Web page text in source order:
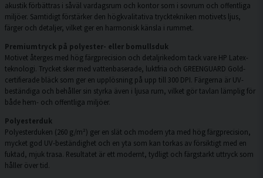
akustik förbättras i såväl vardagsrum och kontor som i sovrum och offentliga
miljöer. Samtidigt förstärker den högkvalitativa trycktekniken motivets ljus,
färger och detaljer, vilket ger en harmonisk känsla i rummet.
Premiumtryck på polyester- eller bomullsduk
Motivet återges med hög färgprecision och detaljrikedom tack vare HP Latex-
teknologi. Trycket sker med vattenbaserade, luktfria och GREENGUARD Gold-
certifierade bläck som ger en upplösning på upp till 300 DPI. Färgerna är UV-
beständiga och behåller sin styrka även i ljusa rum, vilket gör tavlan lämplig för
både hem- och offentliga miljöer.
Polyesterduk
Polyesterduken (260 g/m²) ger en slät och modern yta med hög färgprecision,
mycket god UV-beständighet och en yta som kan torkas av försiktigt med en
fuktad, mjuk trasa. Resultatet är ett modernt, tydligt och färgstarkt uttryck som
håller över tid.